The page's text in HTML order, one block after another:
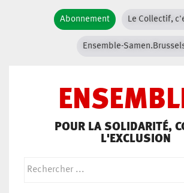
Abonnement Le Collectif,
Ensemble-
POUR LA SOLIDARITÉ,
L'EXCLUSION